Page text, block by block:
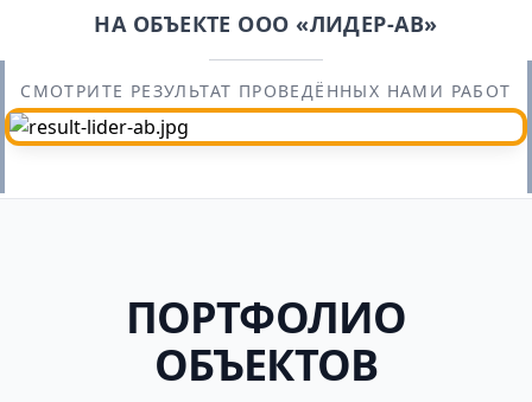
НА ОБЪЕКТЕ ООО «ЛИДЕР-АВ»
СМОТРИТЕ РЕЗУЛЬТАТ ПРОВЕДЁННЫХ НАМИ РАБОТ
ПОРТФОЛИО
ОБЪЕКТОВ